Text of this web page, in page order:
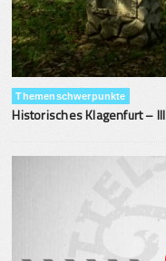
Themenschwerpunkte
Historisches Klagenfurt – III